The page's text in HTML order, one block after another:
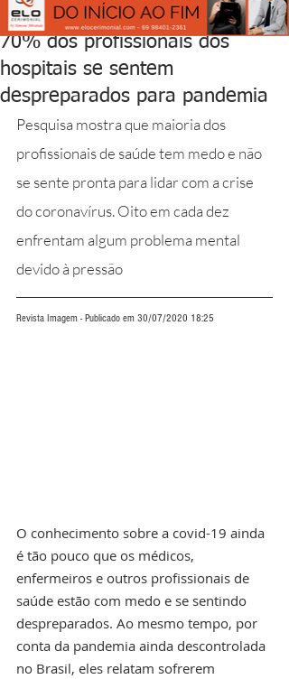
70% dos profissionais dos
hospitais se sentem
despreparados para pandemia
Pesquisa mostra que maioria dos
profissionais de saúde tem medo e não
se sente pronta para lidar com a crise
do coronavírus. Oito em cada dez
enfrentam algum problema mental
devido à pressão
Revista Imagem - Publicado em 30/07/2020 18:25
O conhecimento sobre a covid-19 ainda
é tão pouco que os médicos,
enfermeiros e outros profissionais de
saúde estão com medo e se sentindo
despreparados. Ao mesmo tempo, por
conta da pandemia ainda descontrolada
no Brasil, eles relatam sofrerem